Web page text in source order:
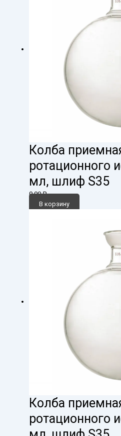
Колба
ротационного
мл, шлиф S35
0,00₽
В корзину
Колба
ротационного